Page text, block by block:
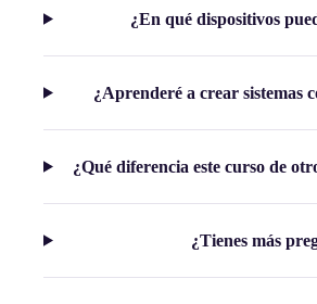
¿En qué dispositivos
¿Aprenderé a crear sistemas
¿Qué diferencia este curso de
¿Tienes más